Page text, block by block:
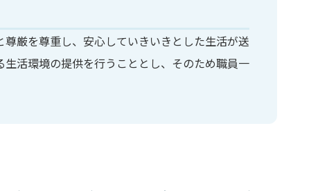
厳を尊重し、安心していきいきとした生活が送
活環境の提供を行うこととし、そのため職員一